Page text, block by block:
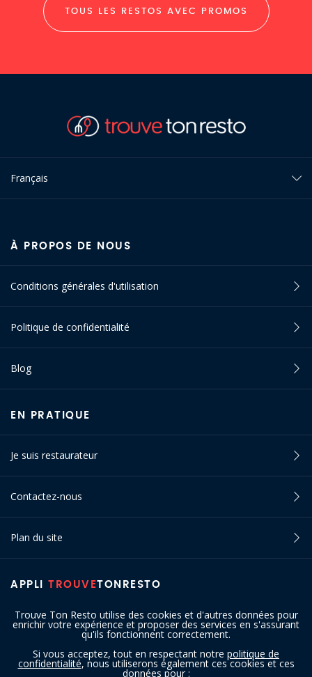
TOUS LES RESTOS AVEC PROMOS
Trouve Ton Resto utilise des cookies et d'autres données pour
enrichir votre expérience et proposer des services en s'assurant
qu'ils fonctionnent correctement.
Si vous acceptez, tout en respectant notre politique de
confidentialité, nous utiliserons également ces cookies et ces
données pour :
Français
APPLI TROUVETONRESTO
À PROPOS DE NOUS
Conditions générales d'utilisation
Politique de confidentialité
Blog
EN PRATIQUE
Je suis restaurateur
Contactez-nous
Plan du site
SUIVEZ-NOUS